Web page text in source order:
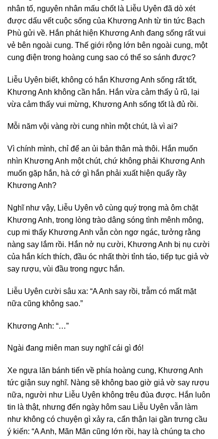
nhân tố, nguyên nhân mấu chốt là Liễu Uyên đã dò xét
được dấu vết cuộc sống của Khương Anh từ tin tức Bạch
Phù gửi về. Hắn phát hiện Khương Anh đang sống rất vui
vẻ bên ngoài cung. Thế giới rộng lớn bên ngoài cung, một
cung điện trong hoàng cung sao có thể so sánh được?
Liễu Uyên biết, không có hắn Khương Anh sống rất tốt,
Khương Anh không cần hắn. Hắn vừa cảm thấy ủ rũ, lại
vừa cảm thấy vui mừng, Khương Anh sống tốt là đủ rồi.
Mỗi năm vội vàng rời cung nhìn một chút, là vì ai?
Vì chính mình, chỉ để an ủi bản thân mà thôi. Hắn muốn
nhìn Khương Anh một chút, chứ không phải Khương Anh
muốn gặp hắn, hà cớ gì hắn phải xuất hiện quấy rầy
Khương Anh?
Nghĩ như vậy, Liễu Uyên vô cùng quý trọng mà ôm chặt
Khương Anh, trong lòng trào dâng sóng tình mênh mông,
cụp mi thấy Khương Anh vẫn còn ngơ ngác, tưởng rằng
nàng say lắm rồi. Hắn nở nụ cười, Khương Anh bị nụ cười
của hắn kích thích, đầu óc nhất thời tỉnh táo, tiếp tục giả vờ
say rượu, vùi đầu trong ngực hắn.
Liễu Uyên cười sâu xa: “A Anh say rồi, trẫm có mất mặt
nữa cũng không sao.”
Khương Anh: “…”
Ngài đang miên man suy nghĩ cái gì đó!
Xe ngựa lăn bánh tiến về phía hoàng cung, Khương Anh
tức giận suy nghĩ. Nàng sẽ không bao giờ giả vờ say rượu
nữa, người như Liễu Uyên không trêu đùa được. Hắn luôn
tin là thật, nhưng đến ngày hôm sau Liễu Uyên vẫn làm
như không có chuyện gì xảy ra, cẩn thận lại gần trưng cầu
ý kiến: “A Anh, Mãn Mãn cũng lớn rồi, hay là chúng ta cho